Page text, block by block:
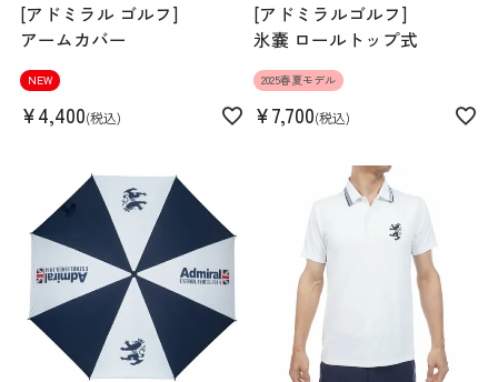
[アドミラル ゴルフ]
アームカバー
NEW
¥4,400 税込
[アドミラルゴルフ]
氷嚢 ロールトップ式
2025春夏モデル
¥7,700 税込